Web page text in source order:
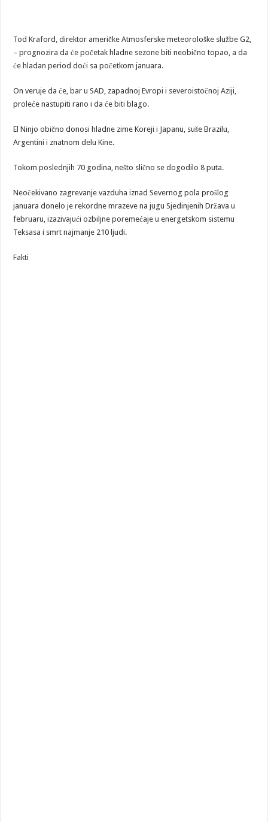
Tod Kraford, direktor američke Atmosferske meteorološke službe G2,
– prognozira da će početak hladne sezone biti neobično topao, a da
će hladan period doći sa početkom januara.
On veruje da će, bar u SAD, zapadnoj Evropi i severoistočnoj Aziji,
proleće nastupiti rano i da će biti blago.
El Ninjo obično donosi hladne zime Koreji i Japanu, suše Brazilu,
Argentini i znatnom delu Kine.
Tokom poslednjih 70 godina, nešto slično se dogodilo 8 puta.
Neočekivano zagrevanje vazduha iznad Severnog pola prošlog
januara donelo je rekordne mrazeve na jugu Sjedinjenih Država u
februaru, izazivajući ozbiljne poremećaje u energetskom sistemu
Teksasa i smrt najmanje 210 ljudi.
Fakti